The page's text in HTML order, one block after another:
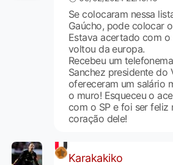
Se colocaram nessa
Gaúcho, pode colocar
Estava acertado com o
voltou da europa.
Recebeu um
Sanchez presidente do
ofereceram um salário
o muro! Esqueceu o
com o SP e foi ser feliz
coração dele!
Karakakiko